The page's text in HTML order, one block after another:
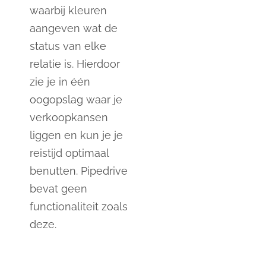
waarbij kleuren
aangeven wat de
status van elke
relatie is. Hierdoor
zie je in één
oogopslag waar je
verkoopkansen
liggen en kun je je
reistijd optimaal
benutten. Pipedrive
bevat geen
functionaliteit zoals
deze.